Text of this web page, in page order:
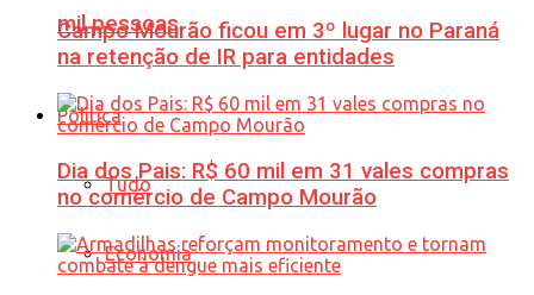
mil pessoas
Política
Tudo
Economia
Campo Mourão ficou em 3º lugar no Paraná
na retenção de IR para entidades
Dia dos Pais: R$ 60 mil em 31 vales compras
no comércio de Campo Mourão